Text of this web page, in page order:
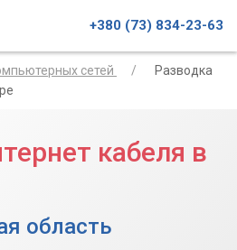
+380 (73) 834-23-63
сетей
Разводка
кабеля в
область